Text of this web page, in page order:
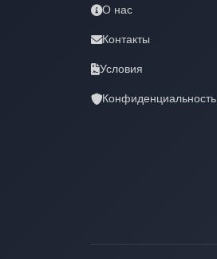
О нас
Контакты
Условия
Конфиденциальность